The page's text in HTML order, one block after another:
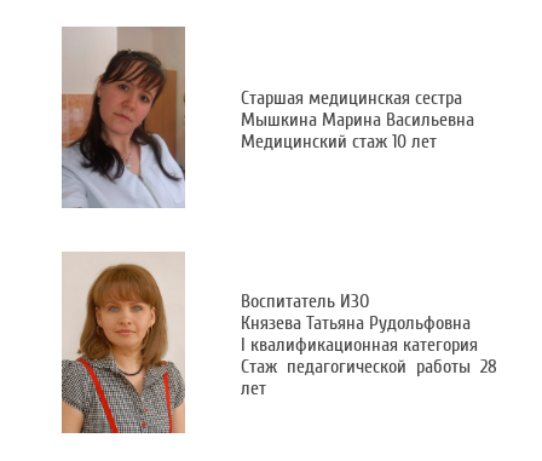
Старшая медицинская сестра
Мышкина Марина Васильевна
Медицинский стаж 10 лет
Воспитатель ИЗО
Князева Татьяна Рудольфовна
I квалификационная категория
Стаж педагогической работы 28
лет